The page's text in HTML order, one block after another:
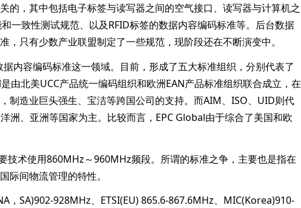
的，其中包括电子标签与读写器之间的空气接口、读写器与计算机之
一致性测试规范、以及RFID标签的数据内容编码标准等。后台数据
，只有少数产业联盟制定了一些规范，现阶段还在不断演变中。
内容编码标准这一领域。目前，形成了五大标准组织，分别代表了
由北美UCC产品统一编码组织和欧洲EAN产品标准组织联合成立，在
制造业巨头强生、宝洁等跨国公司的支持。而AIM、ISO、UID则代
洲、亚洲等国家为主。比较而言，EPC Global由于综合了美国和欧
术使用860MHz～960MHz频段。所谓的标准之争，主要也是指在
际间物流管理的特性。
SA)902-928MHz、ETSI(EU) 865.6-867.6MHz、MIC(Korea)910-